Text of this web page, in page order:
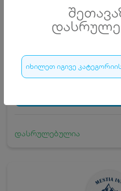
იხილეთ იგივე
სრული ღირებულების
კვება
დასრულებულია